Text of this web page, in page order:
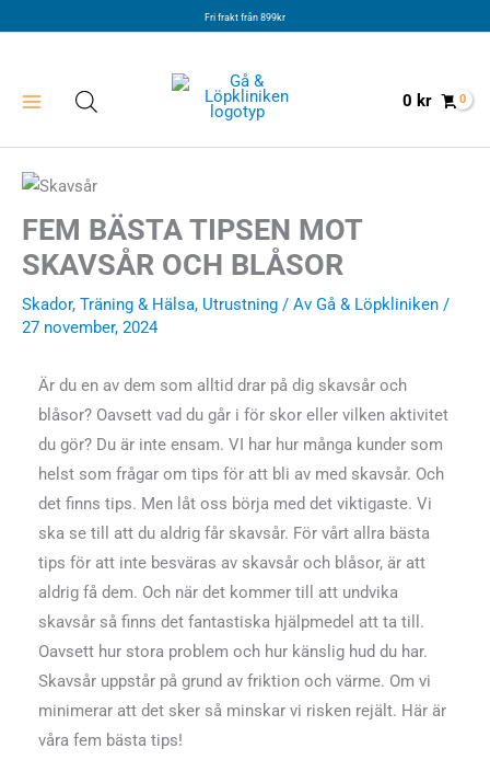
Fri frakt från 899kr
0 kr
FEM BÄSTA TIPSEN MOT
SKAVSÅR OCH BLÅSOR
Skador, Träning & Hälsa, Utrustning / Av Gå & Löpkliniken /
27 november, 2024
Är du en av dem som alltid drar på dig skavsår och
blåsor? Oavsett vad du går i för skor eller vilken aktivitet
du gör? Du är inte ensam. VI har hur många kunder som
helst som frågar om tips för att bli av med skavsår. Och
det finns tips. Men låt oss börja med det viktigaste. Vi
ska se till att du aldrig får skavsår. För vårt allra bästa
tips för att inte besväras av skavsår och blåsor, är att
aldrig få dem. Och när det kommer till att undvika
skavsår så finns det fantastiska hjälpmedel att ta till.
Oavsett hur stora problem och hur känslig hud du har.
Skavsår uppstår på grund av friktion och värme. Om vi
minimerar att det sker så minskar vi risken rejält. Här är
våra fem bästa tips!